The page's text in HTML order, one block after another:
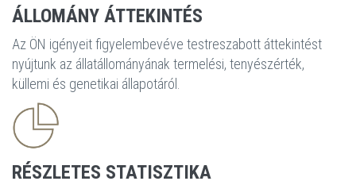
ÁLLOMÁNY ÁTTEKINTÉS
Az ÖN igényeit figyelembevéve testreszabott áttekintést
nyújtunk az állatállományának termelési, tenyészérték,
küllemi és genetikai állapotáról.
RÉSZLETES STATISZTIKA